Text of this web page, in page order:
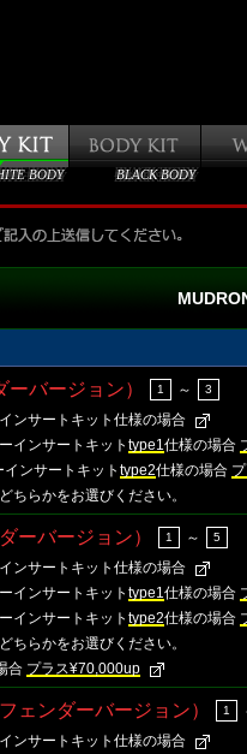
BODY BLACK BODY
バージョン） 1 ～ 3
ンサートキット仕様の場合
インサートキット type1仕様の場合
ンサートキット type2仕様の場合
ちらかをお選びください。
ーバージョン） 1 ～ 5
ンサートキット仕様の場合
インサートキット type1仕様の場合
インサートキット type2仕様の場合
ちらかをお選びください。
合 プラス¥70,000up
ェンダーバージョン） 1
ンサートキット仕様の場合